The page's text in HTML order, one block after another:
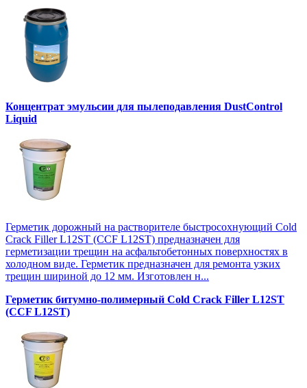
Концентрат эмульсии для пылеподавления DustControl
Liquid
Герметик дорожный на растворителе быстросохнующий Cold
Crack Filler L12SТ (CCF L12SТ) предназначен для
герметизации трещин на асфальтобетонных поверхностях в
холодном виде. Герметик предназначен для ремонта узких
трещин шириной до 12 мм. Изготовлен н...
Герметик битумно-полимерный Cold Crack Filler L12SТ
(CCF L12SТ)